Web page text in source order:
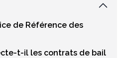
de Référence des
t-il les contrats de bail